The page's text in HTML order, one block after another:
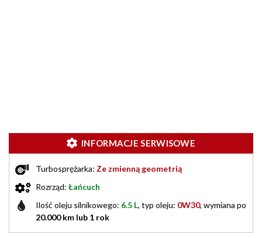
INFORMACJE SERWISOWE
Turbosprężarka: Ze zmienną geometrią
Rozrząd: Łańcuch
Ilość oleju silnikowego: 6.5 L, typ oleju: 0W30, wymiana po
20.000 km lub 1 rok